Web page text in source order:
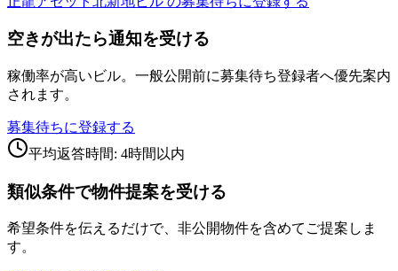
空きが出たら通知を受ける
稼働率が高いビル。一般公開前に募集待ち登録者へ優先案内
されます。
募集待ちに登録する
平均返答時間: 4時間以内
類似条件で物件提案を受ける
希望条件を伝えるだけで、非公開物件を含めてご提案しま
す。